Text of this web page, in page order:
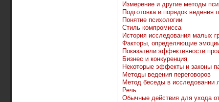
Измерение и другие методы
Подготовка и порядок ведения
Понятие психологии
Стиль компромисса
История исследования малых
Факторы, определяющие
Показатели эффективности
Бизнес и конкуренция
Некоторые эффекты и законы
Методы ведения переговоров
Метод беседы в исследовании
Речь
Обычные действия для ухода